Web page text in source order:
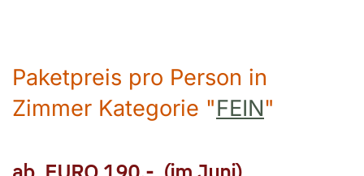
Paketpreis pro Person in
Zimmer Kategorie "FEIN"